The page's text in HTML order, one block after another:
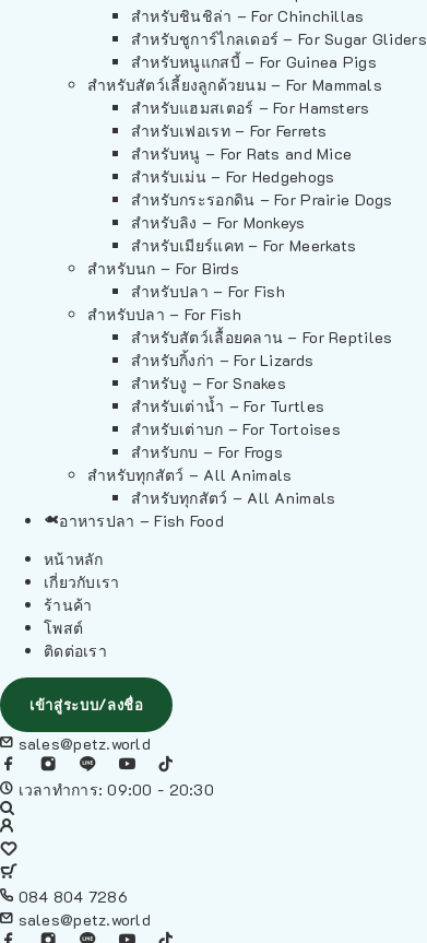
สำหรับชินชิล่า – For Chinchillas
สำหรับชูการ์ไกลเดอร์ – For Sugar Gliders
สำหรับหนูแกสบี้ – For Guinea Pigs
สำหรับสัตว์เลี้ยงลูกด้วยนม – For Mammals
สำหรับแฮมสเตอร์ – For Hamsters
สำหรับเฟอเรท – For Ferrets
สำหรับหนู – For Rats and Mice
สำหรับเม่น – For Hedgehogs
สำหรับกระรอกดิน – For Prairie Dogs
สำหรับลิง – For Monkeys
สำหรับเมียร์แคท – For Meerkats
สำหรับนก – For Birds
สำหรับปลา – For Fish
สำหรับปลา – For Fish
สำหรับสัตว์เลื้อยคลาน – For Reptiles
สำหรับกิ้งก่า – For Lizards
สำหรับงู – For Snakes
สำหรับเต่าน้ำ – For Turtles
สำหรับเต่าบก – For Tortoises
สำหรับกบ – For Frogs
สำหรับทุกสัตว์ – All Animals
สำหรับทุกสัตว์ – All Animals
อาหารปลา – Fish Food
หน้าหลัก
เกี่ยวกับเรา
ร้านค้า
โพสต์
ติดต่อเรา
เข้าสู่ระบบ/ลงชื่อ
sales@petz.world
เวลาทำการ: 09:00 - 20:30
084 804 7286
sales@petz.world